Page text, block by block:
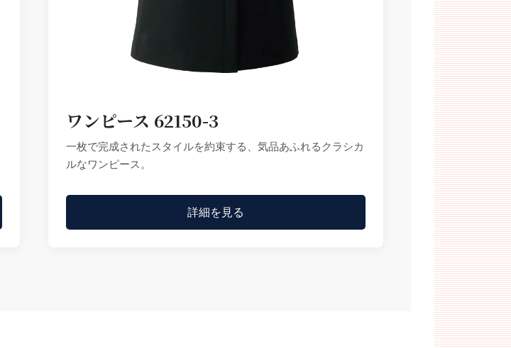
ワンピース 62150-3
一枚で完成されたスタイルを約束する、気品あふれるクラシカ
ルなワンピース。
詳細を見る